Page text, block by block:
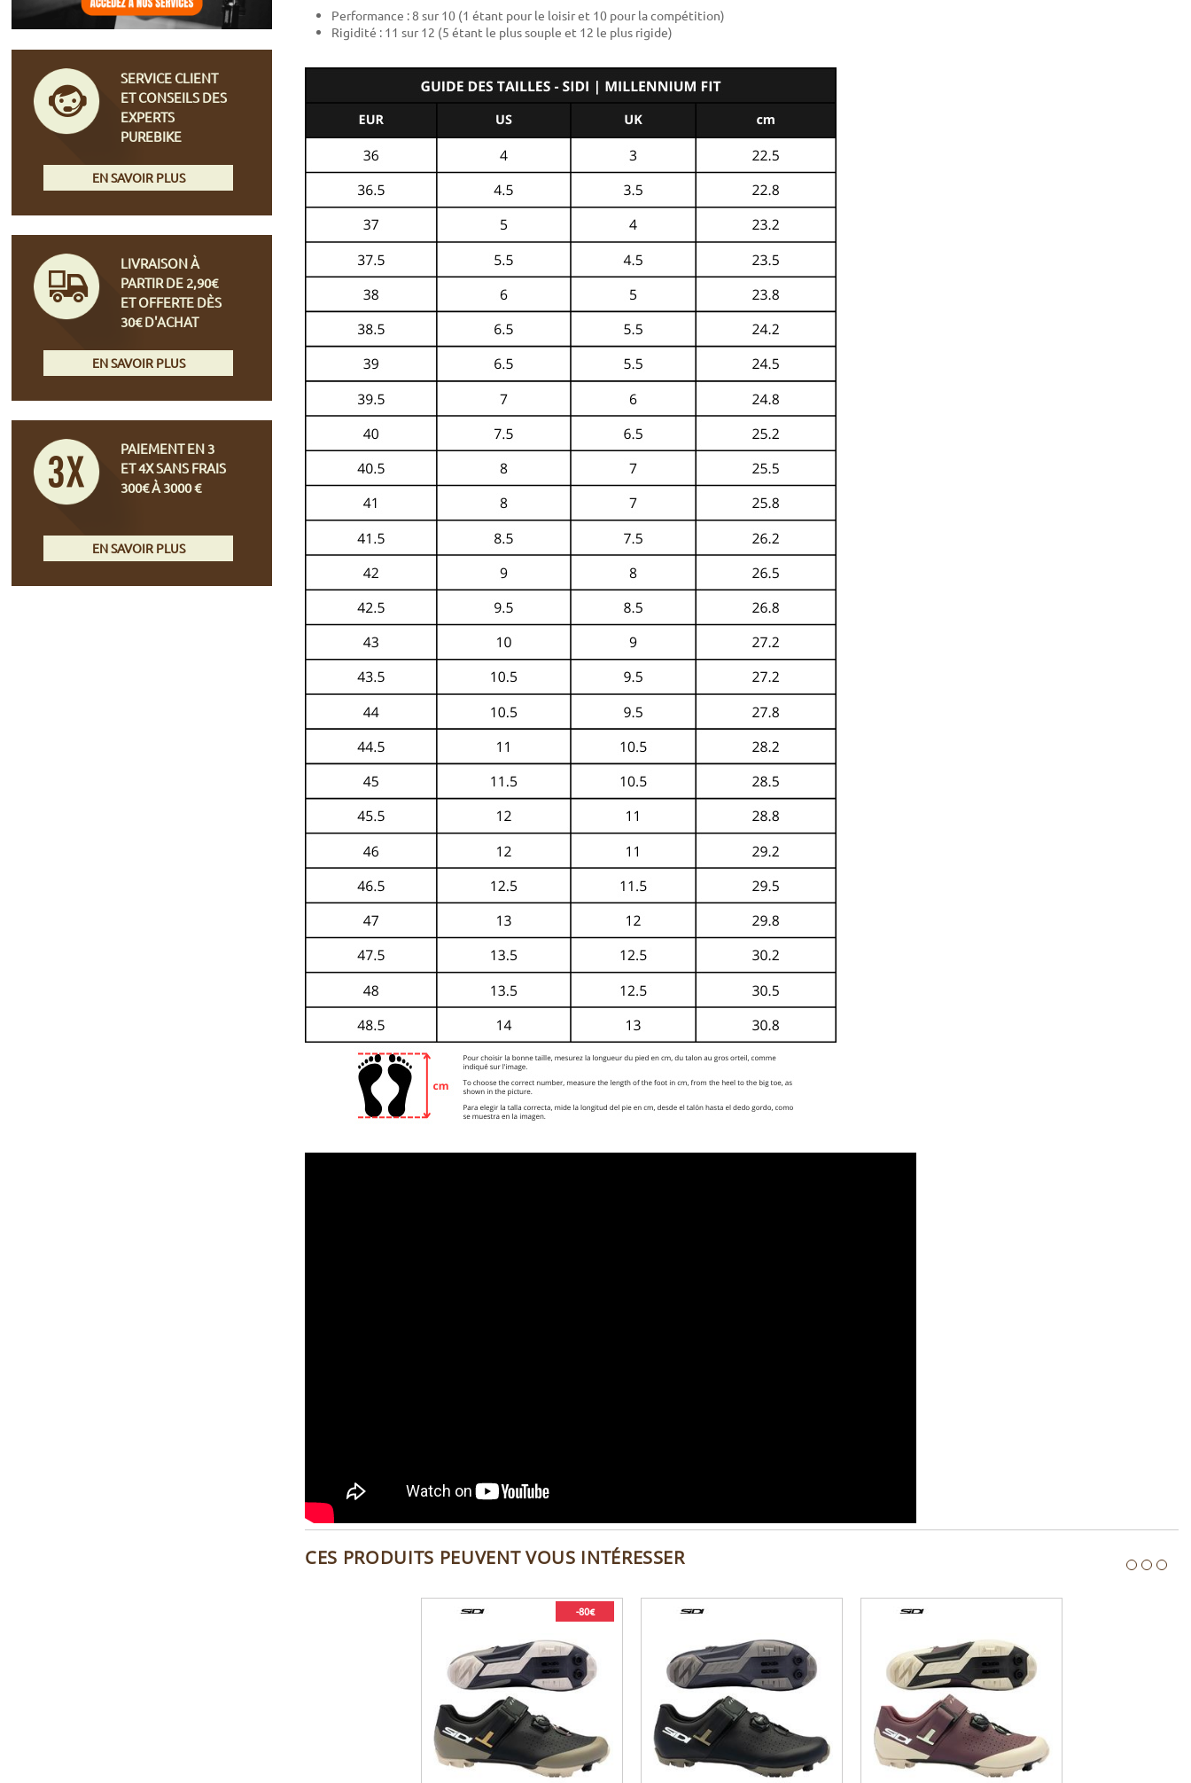
Performance : 8 sur 10 (1 étant pour le loisir et 10 pour la compétition)
Rigidité : 11 sur 12 (5 étant le plus souple et 12 le plus rigide)
CES PRODUITS PEUVENT VOUS INTÉRESSER
-80€
SERVICE CLIENT
ET CONSEILS DES
EXPERTS
PUREBIKE
EN SAVOIR PLUS
LIVRAISON À
PARTIR DE 2,90€
ET OFFERTE DÈS
30€ D'ACHAT
EN SAVOIR PLUS
PAIEMENT EN 3
ET 4X SANS FRAIS
300€ À 3000 €
EN SAVOIR PLUS